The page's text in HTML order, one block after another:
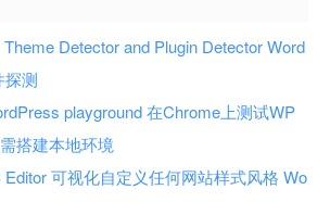
Detector and Plugin Detector Word
探测
playground 在Chrome上测试WP
搭建本地环境
Editor 可视化自定义任何网站样式风格 Wo